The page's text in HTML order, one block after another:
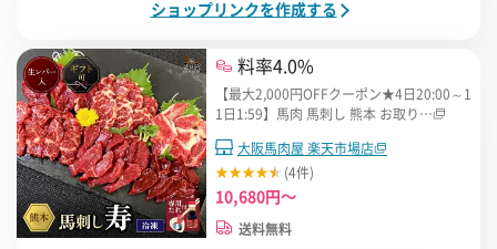
ショップリンクを作成する
料率4.0%
【最大2,000円OFFクーポン★4日20:00～1
1日1:59】馬肉 馬刺し 熊本 お取り…
大阪馬肉屋 楽天市場店
(4件)
10,680円～
送料無料